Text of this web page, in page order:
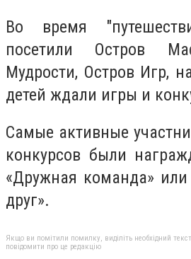
Во время
посетили Остров
Мудрости, Остров Игр,
детей ждали игры и
Самые активные
конкурсов были
«Дружная команда»
друг».
Якщо ви помітили помилку, виділіть необхідний
повідомити про це редакцію